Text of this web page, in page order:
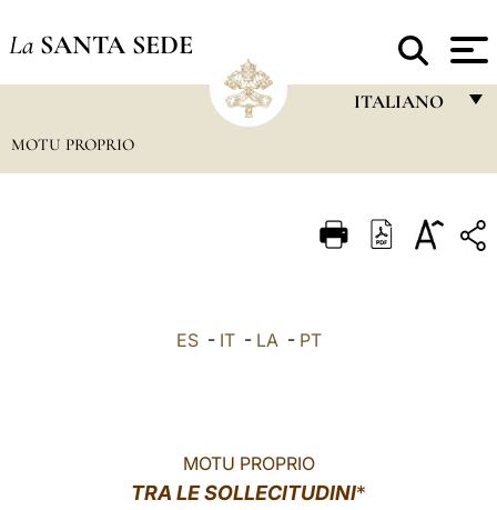
La SANTA SEDE
ITALIANO
ITALIANO
中文
MOTU PROPRIO
ES- IT- LA- PT
MOTU PROPRIO
TRA LE SOLLECITUDINI*